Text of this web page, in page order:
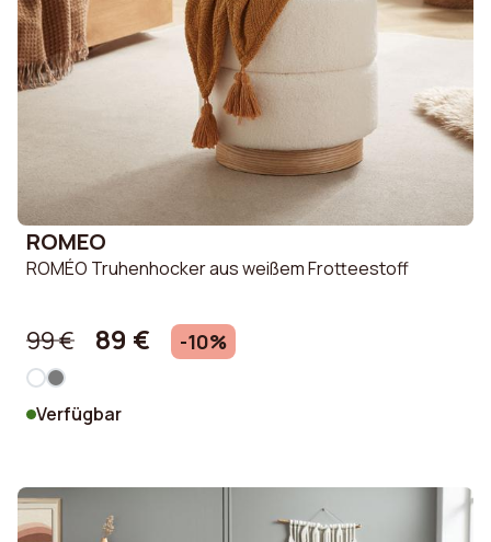
ROMEO
ROMÉO Truhenhocker aus weißem Frotteestoff
99 € 89 € -10%
Verfügbar